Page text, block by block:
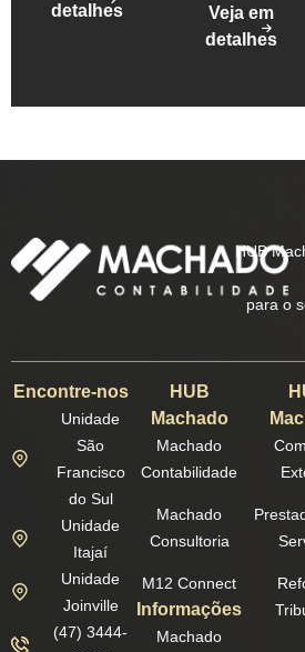
detalhes
Veja em
detalhes
HUB
para o
Encontre-nos
Unidade
São
Francisco
do Sul
Unidade
Itajaí
Unidade
Joinville
(47) 3444-
HUB
Machado
Machado
Contabilidade
Machado
Consultoria
M12 Connect
Informações
Machado